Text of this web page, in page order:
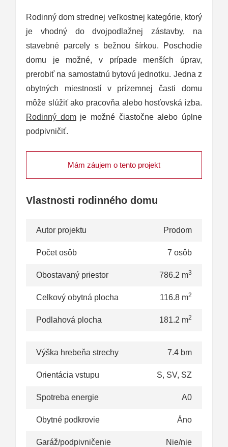
Rodinný dom strednej veľkostnej kategórie, ktorý
je vhodný do dvojpodlažnej zástavby, na
stavebné parcely s bežnou šírkou. Poschodie
domu je možné, v prípade menších úprav,
prerobiť na samostatnú bytovú jednotku. Jedna z
obytných miestností v prízemnej časti domu
môže slúžiť ako pracovňa alebo hosťovská izba.
Rodinný domje možné čiastočne alebo úplne
podpivničiť.
Mám záujem o tento projekt
Vlastnosti rodinného domu
Autor projektu Prodom
Počet osôb 7 osôb
Obostavaný priestor 786.2 m3
Celkový obytná plocha 116.8 m2
Podlahová plocha 181.2 m2
Výška hrebeňa strechy 7.4 bm
Orientácia vstupu S, SV, SZ
Spotreba energie A0
Obytné podkrovie Áno
Garáž/podpivničenie Nie/nie